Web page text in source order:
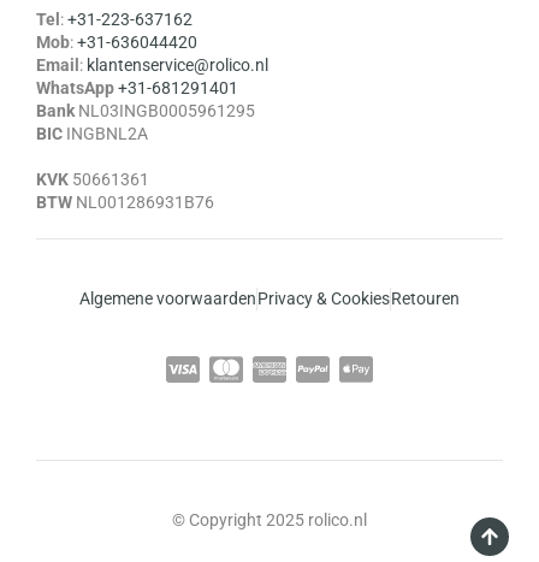
Tel :+31-223-637162
Mob:+31-636044420
Email : klantenservice@rolico.nl
WhatsApp+31-681291401
Bank NL03INGB0005961295
BIC INGBNL2A
KVK 50661361
BTW NL001286931B76
Algemene voorwaardenPrivacy & CookiesRetouren
© Copyright 2025 rolico.nl